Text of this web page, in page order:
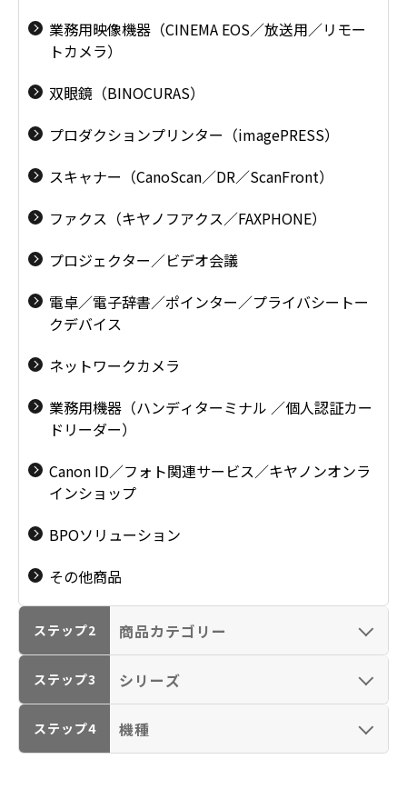
業務用映像機器（CINEMA EOS／放送用／リモー
トカメラ）
双眼鏡（BINOCURAS）
プロダクションプリンター（imagePRESS）
スキャナー（CanoScan／DR／ScanFront）
ファクス（キヤノフアクス／FAXPHONE）
プロジェクター／ビデオ会議
電卓／電子辞書／ポインター／プライバシートー
クデバイス
ネットワークカメラ
業務用機器（ハンディターミナル ／個人認証カー
ドリーダー）
Canon ID／フォト関連サービス／キヤノンオンラ
インショップ
BPOソリューション
その他商品
ステップ2 商品カテゴリー
ステップ3 シリーズ
ステップ4 機種